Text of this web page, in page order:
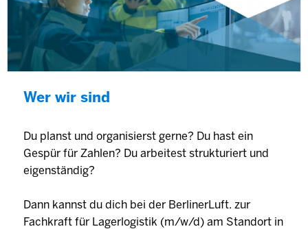
Wer wir sind
Du planst und organisierst gerne? Du hast ein
Gespür für Zahlen? Du arbeitest strukturiert und
eigenständig?
Dann kannst du dich bei der BerlinerLuft. zur
Fachkraft für Lagerlogistik (m/w/d) am Standort in